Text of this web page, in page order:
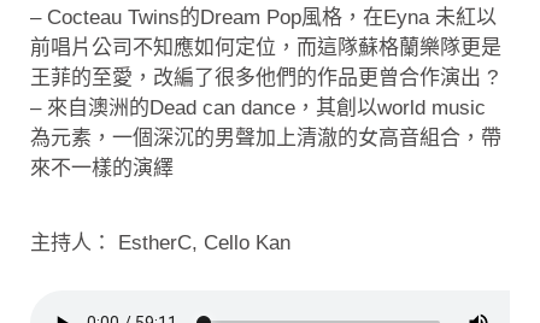
– Cocteau Twins的Dream Pop風格，在Eyna 未紅以
前唱片公司不知應如何定位，而這隊蘇格蘭樂隊更是
王菲的至愛，改編了很多他們的作品更曾合作演出 ?
– 來自澳洲的Dead can dance，其創以world music
為元素，一個深沉的男聲加上清澈的女高音組合，帶
來不一樣的演繹
主持人： EstherC, Cello Kan